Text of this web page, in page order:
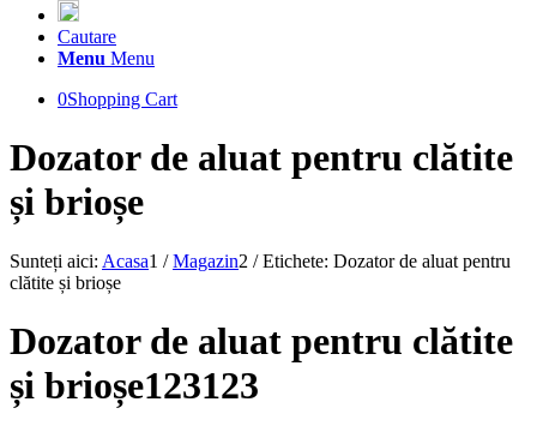
Cautare
Menu Menu
0Shopping Cart
Dozator de aluat pentru clătite
și brioșe
Sunteți aici: Acasa1 / Magazin2 / Etichete: Dozator de aluat pentru
clătite și brioșe
Dozator de aluat pentru clătite
și brioșe123123